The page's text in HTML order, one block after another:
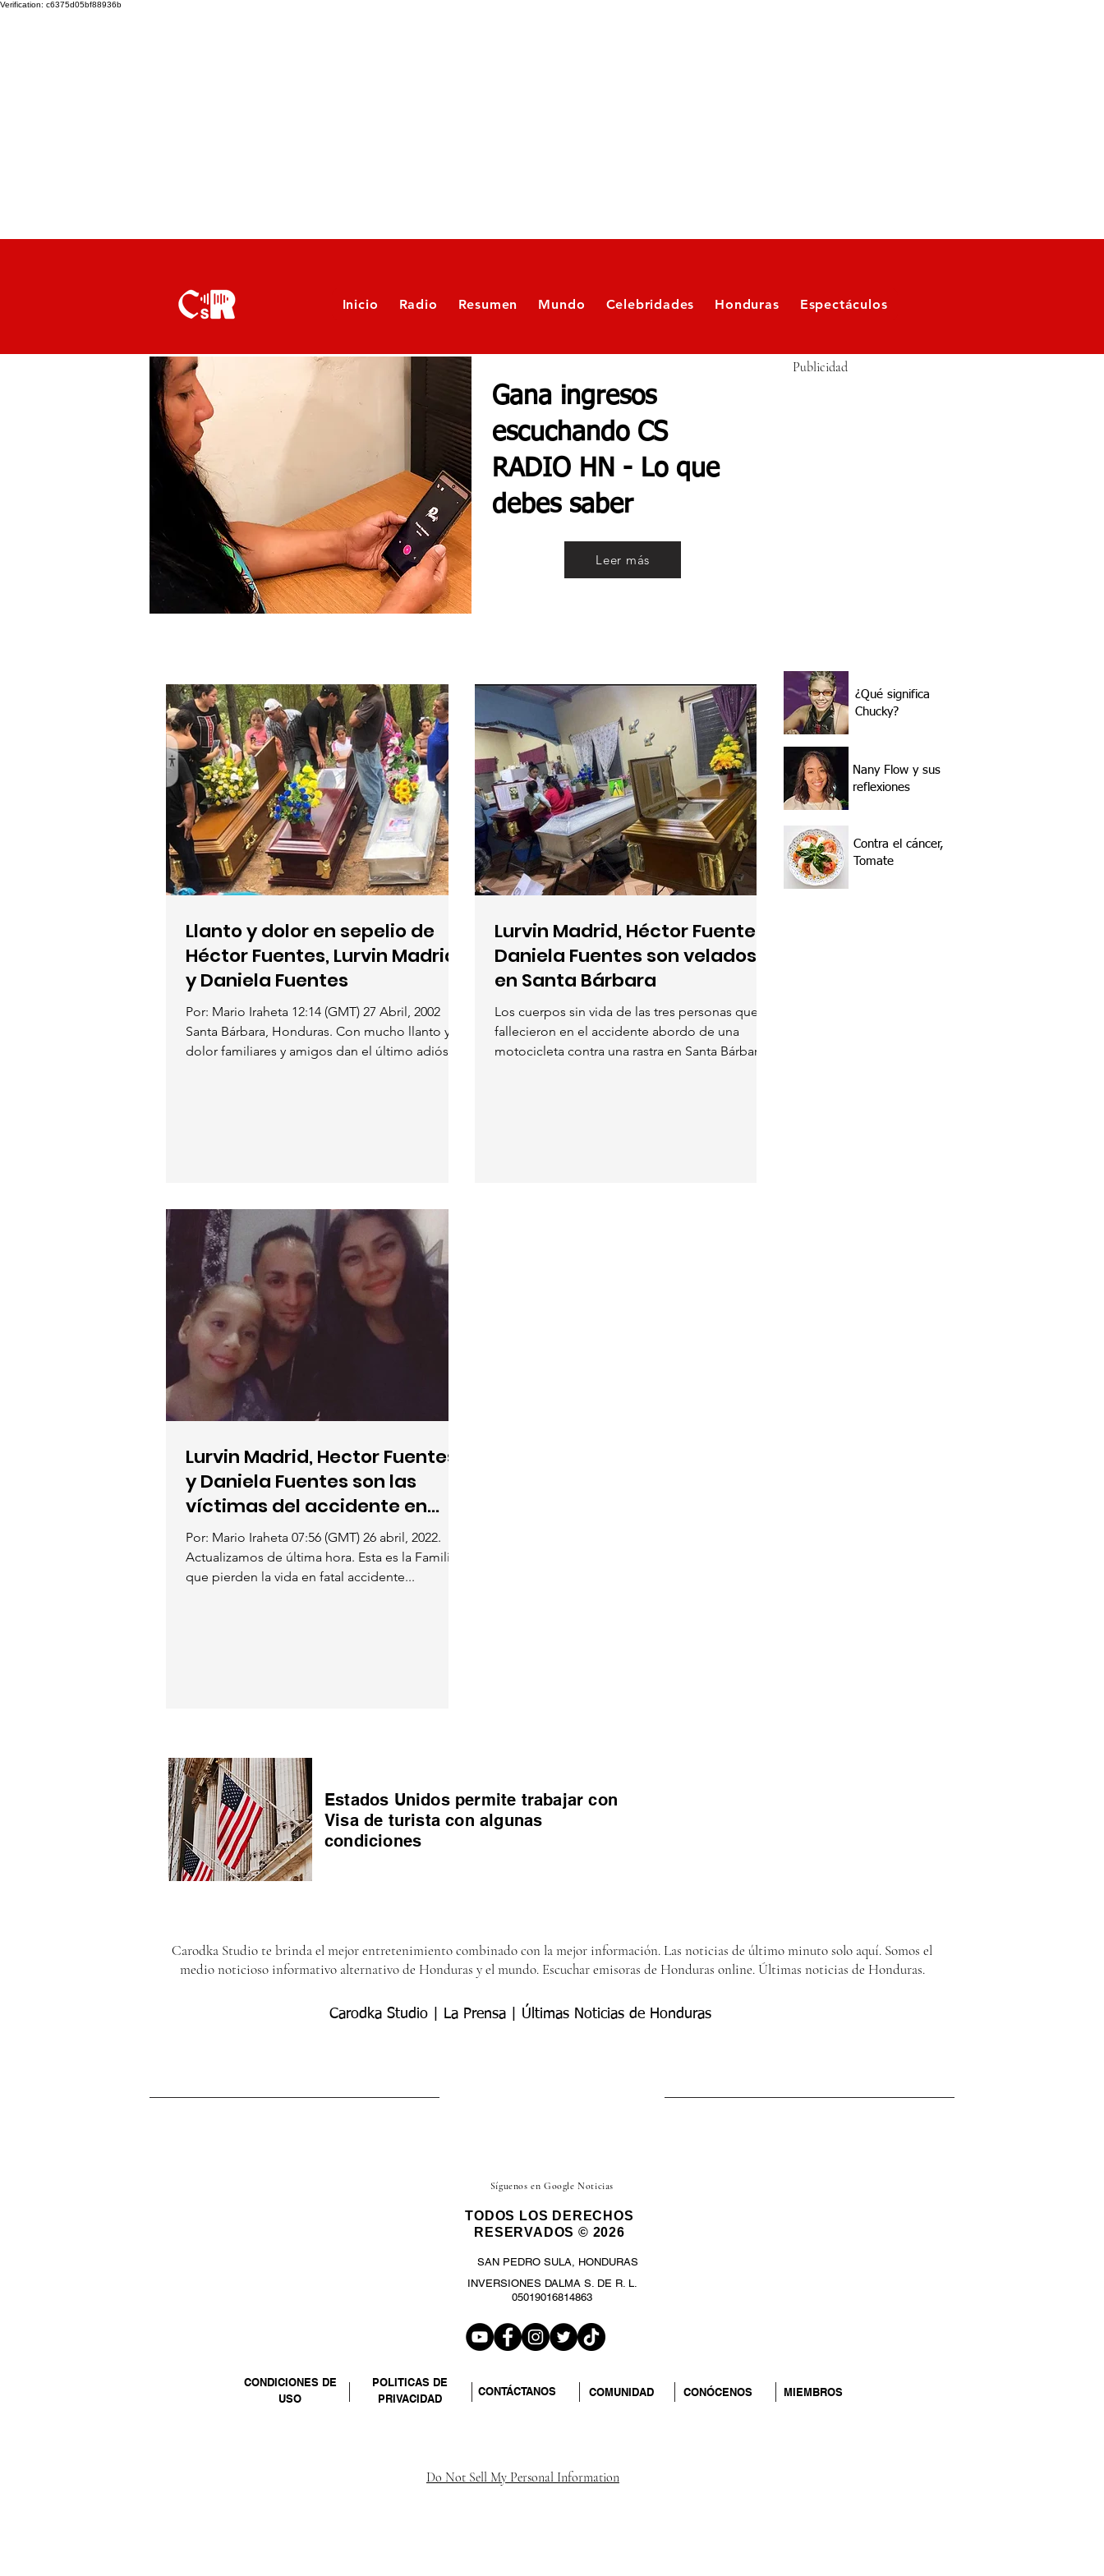
Verification: c6375d05bf88936b
Inicio Radio Resumen Mundo Celebridades Honduras Espectáculos
Gana ingresos
escuchando CS
RADIO HN - Lo que
debes saber
Leer más
Publicidad
Llanto y dolor en sepelio de
Héctor Fuentes, Lurvin Madrid
y Daniela Fuentes
Por: Mario Iraheta 12:14 (GMT) 27 Abril, 2002
Santa Bárbara, Honduras. Con mucho llanto y
dolor familiares y amigos dan el último adiós a...
Lurvin Madrid, Héctor Fuentes,
Daniela Fuentes son velados
en Santa Bárbara
Los cuerpos sin vida de las tres personas que
fallecieron en el accidente abordo de una
motocicleta contra una rastra en Santa Bárbara...
Lurvin Madrid, Hector Fuentes
y Daniela Fuentes son las
víctimas del accidente en
Santa Bárbara.
Por: Mario Iraheta 07:56 (GMT) 26 abril, 2022.
Actualizamos de última hora. Esta es la Familia
que pierden la vida en fatal accidente...
¿Qué significa
Chucky?
Nany Flow y sus
reflexiones
Contra el cáncer,
Tomate
Estados Unidos permite trabajar con
Visa de turista con algunas
condiciones
Carodka Studio te brinda el mejor entretenimiento combinado con la mejor información. Las noticias de último minuto solo aquí. Somos el
medio noticioso informativo alternativo de Honduras y el mundo. Escuchar emisoras de Honduras online. Últimas noticias de Honduras.
Carodka Studio | La Prensa | Últimas Noticias de Honduras
Síguenos en Google Noticias
TODOS LOS DERECHOS
RESERVADOS © 2026
SAN PEDRO SULA, HONDURAS
INVERSIONES DALMA S. DE R. L.
05019016814863
CONDICIONES DE
USO
POLITICAS DE
PRIVACIDAD
CONTÁCTANOS COMUNIDAD CONÓCENOS MIEMBROS
Do Not Sell My Personal Information